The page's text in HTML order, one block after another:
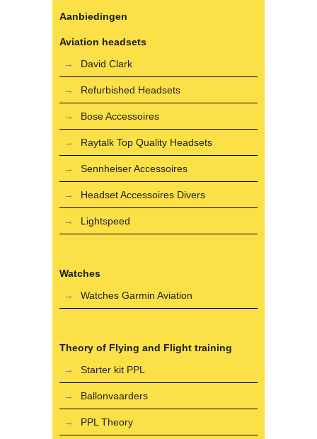
Aanbiedingen
Aviation headsets
David Clark
Refurbished Headsets
Bose Accessoires
Raytalk Top Quality Headsets
Sennheiser Accessoires
Headset Accessoires Divers
Lightspeed
Watches
Watches Garmin Aviation
Theory of Flying and Flight training
Starter kit PPL
Ballonvaarders
PPL Theory